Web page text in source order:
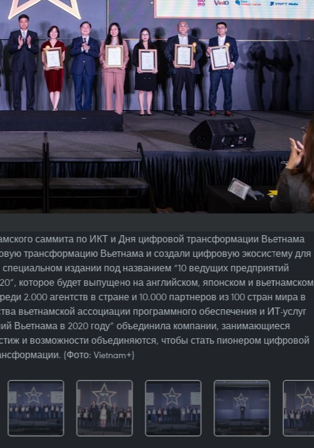
саммита по ИКТ и Дня цифровой трансформации Вьетнама
трансформацию Вьетнама и создали цифровую экосистему для
издании под названием “10 ведущих предприятий
которое будет выпущено на английском, японском и вьетнамском
2.000 агентств в стране и 10.000 партнеров из 100 стран мира в
вьетнамской ассоциации программного обеспечения и ИТ-услуг
Вьетнама в 2020 году” объединила компании, занимающиеся
и возможности объединяются, чтобы стать пионером цифровой
(Фото: Vietnam+)